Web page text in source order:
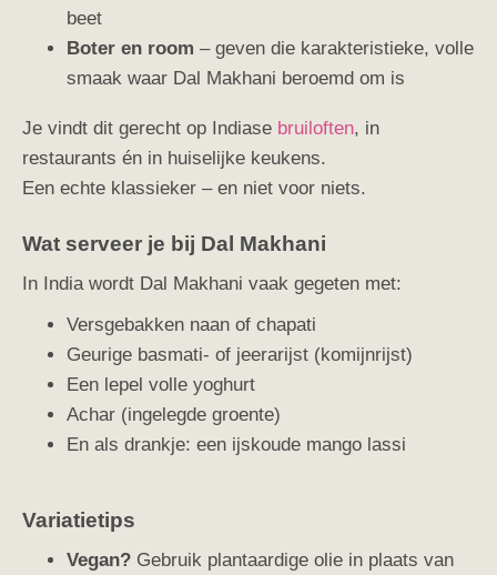
beet
Boter en room – geven die karakteristieke, volle
smaak waar Dal Makhani beroemd om is
Je vindt dit gerecht op Indiase bruiloften, in
restaurants én in huiselijke keukens.
Een echte klassieker – en niet voor niets.
Wat serveer je bij Dal Makhani
In India wordt Dal Makhani vaak gegeten met:
Versgebakken naan of chapati
Geurige basmati- of jeerarijst (komijnrijst)
Een lepel volle yoghurt
Achar (ingelegde groente)
En als drankje: een ijskoude mango lassi
Variatietips
Vegan? Gebruik plantaardige olie in plaats van